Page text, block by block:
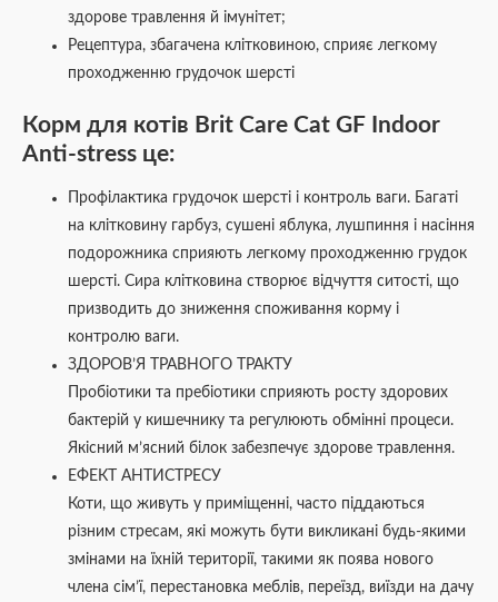
здорове травлення й імунітет;
Рецептура, збагачена клітковиною, сприяє легкому
проходженню грудочок шерсті
Корм для котів Brit Care Cat GF Indoor
Anti-stress це:
Профілактика грудочок шерсті і контроль ваги. Багаті
на клітковину гарбуз, сушені яблука, лушпиння і насіння
подорожника сприяють легкому проходженню грудок
шерсті. Сира клітковина створює відчуття ситості, що
призводить до зниження споживання корму і
контролю ваги.
ЗДОРОВ’Я ТРАВНОГО ТРАКТУ
Пробіотики та пребіотики сприяють росту здорових
бактерій у кишечнику та регулюють обмінні процеси.
Якісний м’ясний білок забезпечує здорове травлення.
ЕФЕКТ АНТИСТРЕСУ
Коти, що живуть у приміщенні, часто піддаються
різним стресам, які можуть бути викликані будь-якими
змінами на їхній території, такими як поява нового
члена сім’ї, перестановка меблів, переїзд, виїзди на дачу